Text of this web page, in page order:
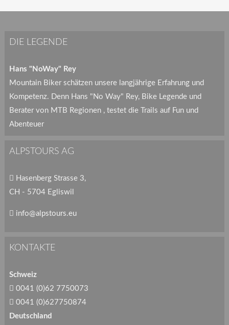
DIE LEGENDE
Hans "NoWay" Rey
Mountain Biker schätzen unsere langjährige Erfahrung und
Kompetenz. Denn Hans "No Way" Rey, Bike Legende und
Berater von MTB Regionen , testet die Trails auf Fun und
Abenteuer
ALPSTOURS AG
Hasenberg Strasse 3,
CH - 5704 Egliswil
info@alpstours.eu
KONTAKTE
Schweiz
0041 (0)62 7750073
0041 (0)627750874
Deutschland